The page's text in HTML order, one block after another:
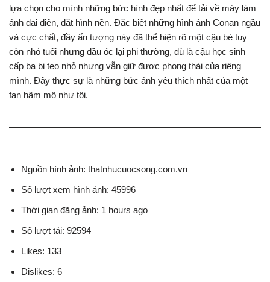
lựa chọn cho mình những bức hình đẹp nhất để tải về máy làm
ảnh đại diện, đặt hình nền. Đặc biệt những hình ảnh Conan ngầu
và cực chất, đầy ấn tượng này đã thể hiện rõ một cậu bé tuy
còn nhỏ tuổi nhưng đầu óc lại phi thường, dù là cậu học sinh
cấp ba bị teo nhỏ nhưng vẫn giữ được phong thái của riêng
mình. Đây thực sự là những bức ảnh yêu thích nhất của một
fan hâm mộ như tôi.
Nguồn hình ảnh: thatnhucuocsong.com.vn
Số lượt xem hình ảnh: 45996
Thời gian đăng ảnh: 1 hours ago
Số lượt tải: 92594
Likes: 133
Dislikes: 6